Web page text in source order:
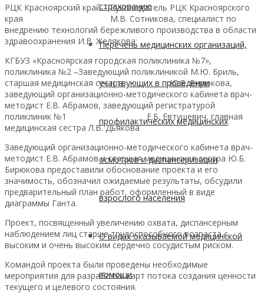
страхованию
Перечень медицинских организаций,
участвующих в проведении
профилактических медицинских
осмотров и диспансеризации
взрослого населения
О видах оказываемой медицинской
помощи
РЦК Красноярский край – Руководитель РЦК Красноярского
края М.В. Сотникова, специалист по
внедрению технологий бережливого производства в области
здравоохранения И.В. Желякова;
КГБУЗ «Красноярская городская поликлиника №7»,
поликлиника №2 –Заведующий поликлиникой М.Ю. Бриль,
старшая медицинская сестра Ю.Б. Бирюкова,
заведующий организационно-методического кабинета врач-
методист Е.В. Абрамов, заведующий регистратурой
поликлиник №1 Е.Б. Евтушевич, главная
медицинская сестра Л.В. Дьякова
Заведующий организационно-методического кабинета врач-
методист Е.В. Абрамов и старшая медицинская сестра Ю.Б.
Бирюкова предоставили обоснование проекта и его
значимость, обозначил ожидаемые результаты, обсудили
предварительный план работ, оформленный в виде
диаграммы Ганта.
Проект, посвященный увеличению охвата, диспансерным
наблюдением лиц старше трудоспособного возраста с
высоким и очень высоким сердечно сосудистым риском.
Командой проекта были проведены необходимые
мероприятия для разработки карт потока создания ценности
текущего и целевого состояния.